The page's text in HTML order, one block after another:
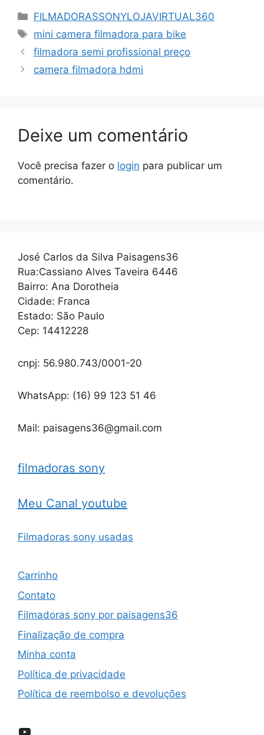
Categorias
FILMADORASSONYLOJAVIRTUAL360
Tags
mini camera filmadora para bike
filmadora semi profissional preço
camera filmadora hdmi
Deixe um comentário
Você precisa fazer o login para publicar um
comentário.
José Carlos da Silva Paisagens36
Rua:Cassiano Alves Taveira 6446
Bairro: Ana Dorotheia
Cidade: Franca
Estado: São Paulo
Cep: 14412228
cnpj: 56.980.743/0001-20
WhatsApp: (16) 99 123 51 46
Mail: paisagens36@gmail.com
filmadoras sony
Meu Canal youtube
Filmadoras sony usadas
Carrinho
Contato
Filmadoras sony por paisagens36
Finalização de compra
Minha conta
Política de privacidade
Política de reembolso e devoluções
YouTube